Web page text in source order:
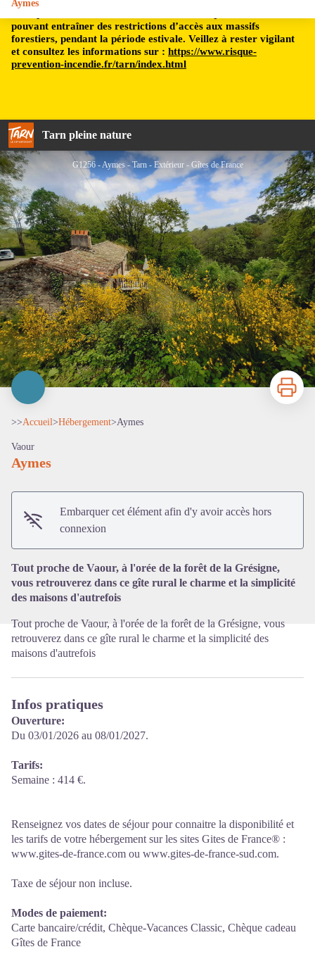
pouvant entraîner des restrictions d’accès aux massifs
forestiers, pendant la période estivale. Veillez à rester vigilant
et consultez les informations sur : https://www.risque-
prevention-incendie.fr/tarn/index.html
Tarn pleine nature
Aymes
G1256 - Aymes - Tarn - Extérieur - Gîtes de France
Voir l'image en plein écran
Imprimer
>>Accueil>Hébergement>Aymes
Vaour
Aymes
Embarquer cet élément afin d'y avoir accès hors
connexion
Tout proche de Vaour, à l'orée de la forêt de la Grésigne,
vous retrouverez dans ce gîte rural le charme et la simplicité
des maisons d'autrefois
Tout proche de Vaour, à l'orée de la forêt de la Grésigne, vous
retrouverez dans ce gîte rural le charme et la simplicité des
maisons d'autrefois
Infos pratiques
Ouverture:
Du 03/01/2026 au 08/01/2027.
Tarifs:
Semaine : 414 €.
Renseignez vos dates de séjour pour connaitre la disponibilité et
les tarifs de votre hébergement sur les sites Gites de France® :
www.gites-de-france.com ou www.gites-de-france-sud.com.
Taxe de séjour non incluse.
Modes de paiement:
Carte bancaire/crédit, Chèque-Vacances Classic, Chèque cadeau
Gîtes de France